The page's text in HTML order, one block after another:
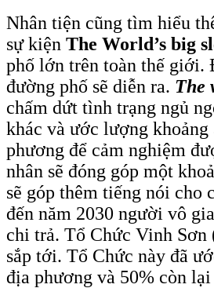
Nhân tiện cũng tìm hiểu
sự kiện The World’s big
phố lớn trên toàn thế giới.
đường phố sẽ diễn ra. The
chấm dứt tình trạng ngủ
khác và ước lượng
phương để cảm nghiệm
nhân sẽ đóng góp một
sẽ góp thêm tiếng nói cho
đến năm 2030 người vô
chi trả. Tổ Chức Vinh
sắp tới. Tổ Chức này đã
địa phương và 50% còn